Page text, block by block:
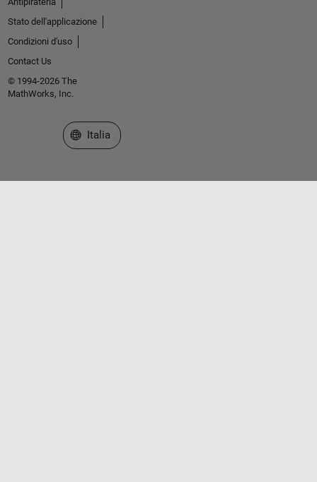
Stato dell'applicazione
Condizioni d'uso
Contact Us
© 1994-2026 The
MathWorks, Inc.
Seleziona un sito web
Italia